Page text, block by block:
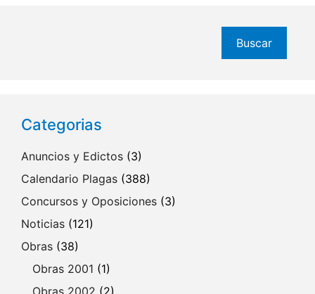
Buscar
Categorias
Anuncios y Edictos (3)
Calendario Plagas (388)
Concursos y Oposiciones (3)
Noticias (121)
Obras (38)
Obras 2001 (1)
Obras 2002 (2)